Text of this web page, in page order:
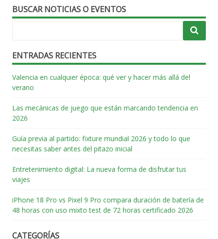
BUSCAR NOTICIAS O EVENTOS
ENTRADAS RECIENTES
Valencia en cualquier época: qué ver y hacer más allá del
verano
Las mecánicas de juego que están marcando tendencia en
2026
Guía previa al partido: fixture mundial 2026 y todo lo que
necesitas saber antes del pitazo inicial
Entretenimiento digital: La nueva forma de disfrutar tus
viajes
iPhone 18 Pro vs Pixel 9 Pro compara duración de batería de
48 horas con uso mixto test de 72 horas certificado 2026
CATEGORÍAS